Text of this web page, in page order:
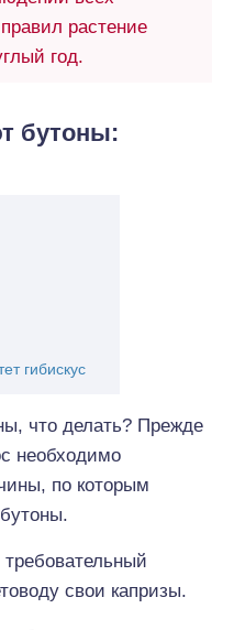
растение
год.
бутоны:
гибискус
что делать? Прежде
необходимо
по которым
свои капризы.